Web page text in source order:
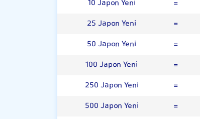
10 Japon Yeni
=
25 Japon Yeni
=
50 Japon Yeni
=
100 Japon Yeni
=
250 Japon Yeni
=
500 Japon Yeni
=